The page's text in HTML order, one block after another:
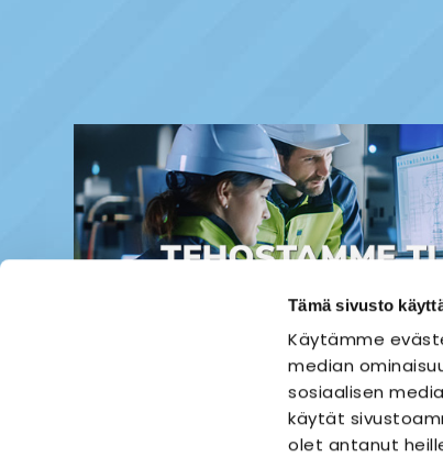
Tämä sivusto
Käytämme
median
sosiaalisen
käytät
olet antanut
SÄHKÖASENNUS